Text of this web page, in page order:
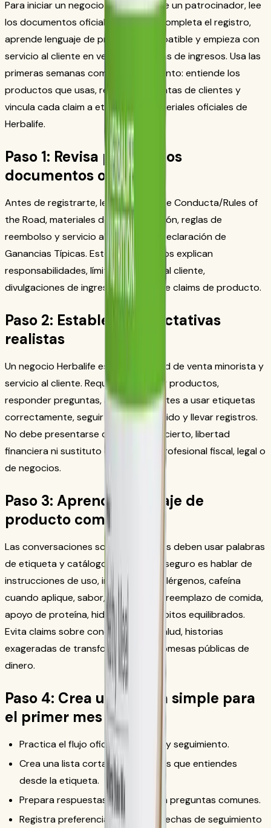
Para iniciar un negocio Herbalife, elige un patrocinador, lee
los documentos oficiales vigentes, completa el registro,
aprende lenguaje de producto compatible y empieza con
servicio al cliente en vez de promesas de ingresos. Usa las
primeras semanas como entrenamiento: entiende los
productos que usas, registra preguntas de clientes y
vincula cada claim a etiquetas o materiales oficiales de
Herbalife.
Paso 1: Revisa primero los
documentos oficiales
Antes de registrarte, lee las Reglas de Conducta/Rules of
the Road, materiales de compensación, reglas de
reembolso y servicio al cliente, y la Declaración de
Ganancias Típicas. Estos documentos explican
responsabilidades, límites, atención al cliente,
divulgaciones de ingresos y límites de claims de producto.
Paso 2: Establece expectativas
realistas
Un negocio Herbalife es una actividad de venta minorista y
servicio al cliente. Requiere aprender productos,
responder preguntas, ayudar a clientes a usar etiquetas
correctamente, seguir reglas de pedido y llevar registros.
No debe presentarse como ingreso cierto, libertad
financiera ni sustituto de asesoría profesional fiscal, legal o
de negocios.
Paso 3: Aprende lenguaje de
producto compatible
Las conversaciones sobre productos deben usar palabras
de etiqueta y catálogo. Un enfoque seguro es hablar de
instrucciones de uso, ingredientes, alérgenos, cafeína
cuando aplique, sabor, contexto de reemplazo de comida,
apoyo de proteína, hidratación y hábitos equilibrados.
Evita claims sobre condiciones de salud, historias
exageradas de transformación y promesas públicas de
dinero.
Paso 4: Crea una rutina simple para
el primer mes
Practica el flujo oficial de pedido y seguimiento.
Crea una lista corta de productos que entiendes
desde la etiqueta.
Prepara respuestas seguras para preguntas comunes.
Registra preferencias, alergias y fechas de seguimiento